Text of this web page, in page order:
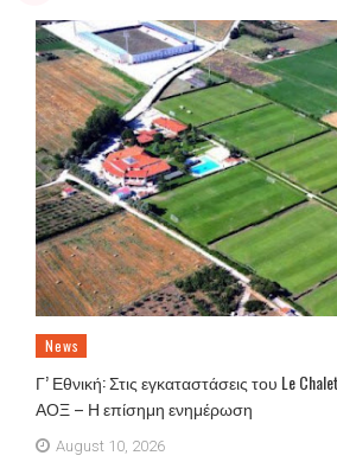
News
Γ’ Εθνική: Στις εγκαταστάσεις του Le
ΑΟΞ – Η επίσημη ενημέρωση
August 10, 2026